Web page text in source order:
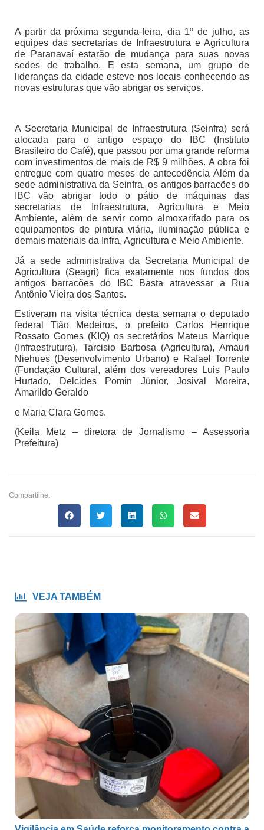
A partir da próxima segunda-feira, dia 1º de julho, as
equipes das secretarias de Infraestrutura e Agricultura
de Paranavaí estarão de mudança para suas novas
sedes de trabalho. E esta semana, um grupo de
lideranças da cidade esteve nos locais conhecendo as
novas estruturas que vão abrigar os serviços.
A Secretaria Municipal de Infraestrutura (Seinfra) será
alocada para o antigo espaço do IBC (Instituto
Brasileiro do Café), que passou por uma grande reforma
com investimentos de mais de R$ 9 milhões. A obra foi
entregue com quatro meses de antecedência Além da
sede administrativa da Seinfra, os antigos barracões do
IBC vão abrigar todo o pátio de máquinas das
secretarias de Infraestrutura, Agricultura e Meio
Ambiente, além de servir como almoxarifado para os
equipamentos de pintura viária, iluminação pública e
demais materiais da Infra, Agricultura e Meio Ambiente.
Já a sede administrativa da Secretaria Municipal de
Agricultura (Seagri) fica exatamente nos fundos dos
antigos barracões do IBC Basta atravessar a Rua
Antônio Vieira dos Santos.
Estiveram na visita técnica desta semana o deputado
federal Tião Medeiros, o prefeito Carlos Henrique
Rossato Gomes (KIQ) os secretários Mateus Marrique
(Infraestrutura), Tarcisio Barbosa (Agricultura), Amauri
Niehues (Desenvolvimento Urbano) e Rafael Torrente
(Fundação Cultural, além dos vereadores Luis Paulo
Hurtado, Delcides Pomin Júnior, Josival Moreira,
Amarildo Geraldo
e Maria Clara Gomes.
(Keila Metz – diretora de Jornalismo – Assessoria
Prefeitura)
Compartilhe:
VEJA TAMBÉM